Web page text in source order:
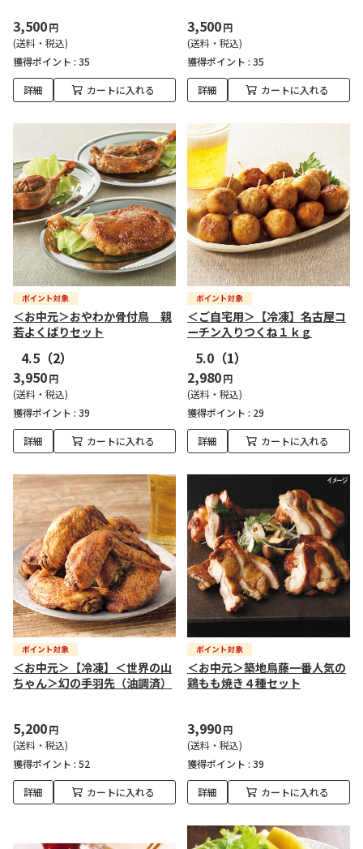
3,500円
(送料・税込)
獲得ポイント : 35
詳細 カートに入れる
3,500円
(送料・税込)
獲得ポイント : 35
詳細 カートに入れる
＜お中元＞おやわか骨付鳥 親
若よくばりセット
4.5 （2）
3,950円
(送料・税込)
獲得ポイント : 39
詳細 カートに入れる
＜ご自宅用＞【冷凍】名古屋コ
ーチン入りつくね１ｋｇ
5.0 （1）
2,980円
(送料・税込)
獲得ポイント : 29
詳細 カートに入れる
＜お中元＞【冷凍】＜世界の山
ちゃん＞幻の手羽先（油調済）
5,200円
(送料・税込)
獲得ポイント : 52
詳細 カートに入れる
＜お中元＞築地鳥藤一番人気の
鶏もも焼き４種セット
3,990円
(送料・税込)
獲得ポイント : 39
詳細 カートに入れる